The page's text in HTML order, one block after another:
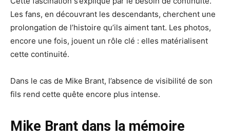
Les fans, en découvrant les descendants, cherchent une
prolongation de l’histoire qu’ils aiment tant. Les photos,
encore une fois, jouent un rôle clé : elles matérialisent
cette continuité.
Dans le cas de Mike Brant, l’absence de visibilité de son
fils rend cette quête encore plus intense.
Mike Brant dans la mémoire